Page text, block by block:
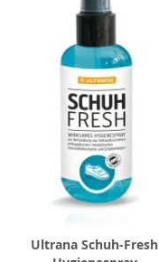
Ultrana Schuh-Fresh